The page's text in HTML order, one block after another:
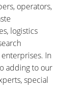
operators,
logistics
In
adding to our
special